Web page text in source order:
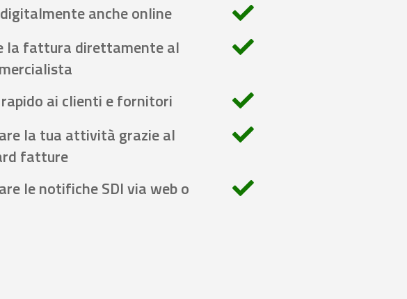
anche online
la fattura direttamente al
rapido ai clienti e fornitori
la tua attività grazie al
fatture
le notifiche SDI via web o